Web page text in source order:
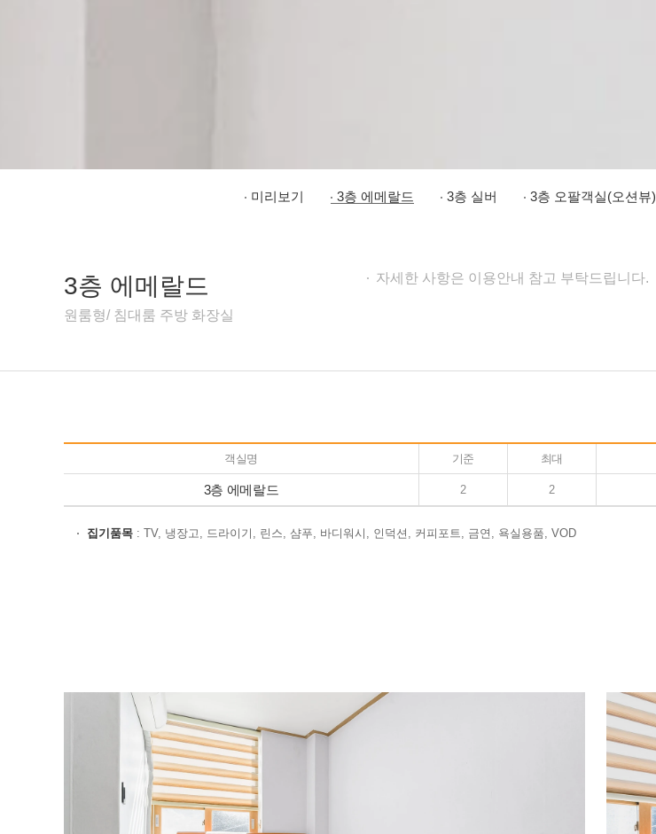
미리보기 3층 에메랄드 3층 실버 3층 오팔객실(오션뷰)
3층 에메랄드
원룸형/ 침대룸 주방 화장실
자세한 사항은 이용안내 참고 부탁드립니다.
객실명 기준 최대
3층 에메랄드 2 2
집기품목 : TV, 냉장고, 드라이기, 린스, 샴푸, 바디워시, 인덕션, 커피포트, 금연, 욕실용품, VOD